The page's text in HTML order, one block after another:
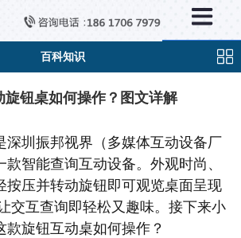
百科知识
旋钮桌如何操作？图文详解
深圳振邦视界（多媒体互动设备厂
智能查询互动设备。外观时尚、
按压并转动旋钮即可观览桌面呈现
交互查询即轻松又趣味。接下来小
款旋钮互动桌如何操作？
新闻中心
×
问题解答
百科知识